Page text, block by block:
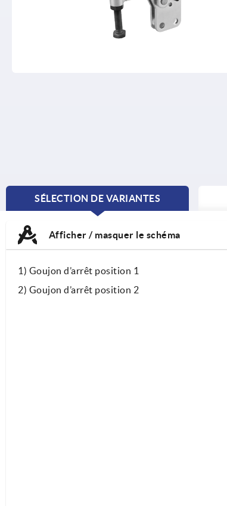
SÉLECTION DE VARIANTES
CURRENT
Afficher / masquer le schéma
1) Goujon d’arrêt position 1
2) Goujon d’arrêt position 2